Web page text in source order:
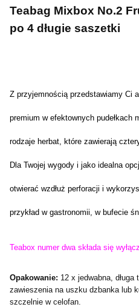
Teabag Mixbox No.2
po 4 długie saszetki
Z przyjemnością przedstawiamy Ci
premium w efektownych pudełkach
rodzaje herbat, które zawierają
Dla Twojej wygody i jako idealna
otwierać wzdłuż perforacji i
przykład w gastronomii, w bufecie
Teabox numer dwa składa się
Opakowanie: 12 x jedwabna,
zawieszenia na uszku dzbanka lub
szczelnie w celofan.